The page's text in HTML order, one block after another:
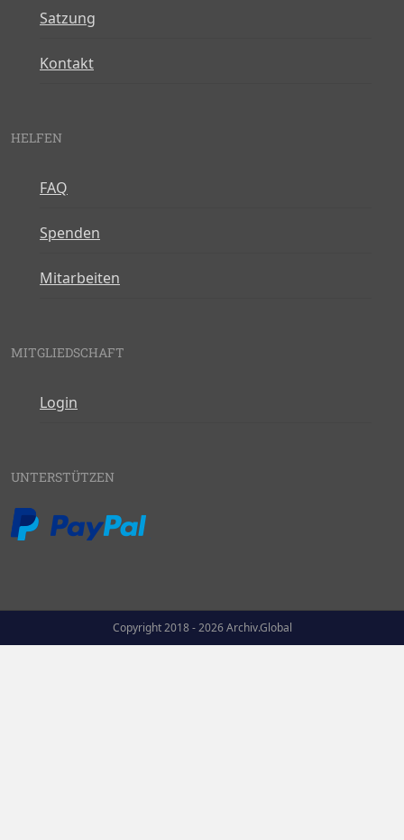
Satzung
Kontakt
HELFEN
FAQ
Spenden
Mitarbeiten
MITGLIEDSCHAFT
Login
UNTERSTÜTZEN
Copyright 2018 - 2026 Archiv.Global